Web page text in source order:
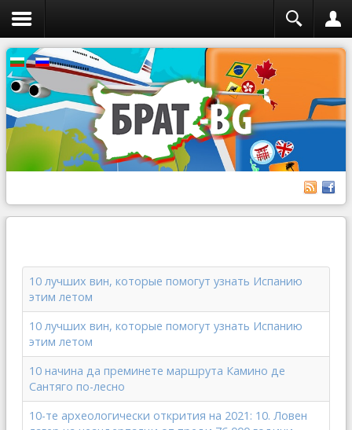
10 лучших вин, которые помогут узнать Испанию
этим летом
10 лучших вин, которые помогут узнать Испанию
этим летом
10 начина да преминете маршрута Камино де
Сантяго по-лесно
10-те археологически открития на 2021: 10. Ловен